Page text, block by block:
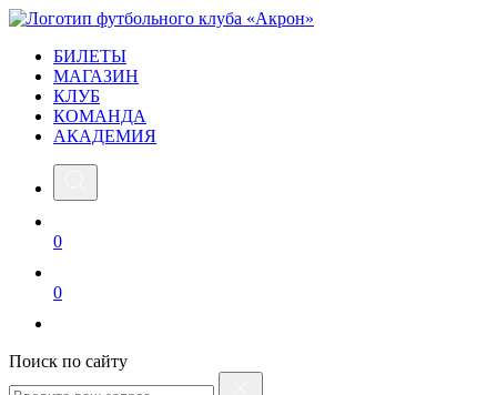
БИЛЕТЫ
МАГАЗИН
КЛУБ
КОМАНДА
АКАДЕМИЯ
0
0
Поиск по сайту